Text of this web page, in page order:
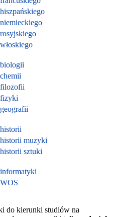
muzyki
sztuki
do kierunki studiów na